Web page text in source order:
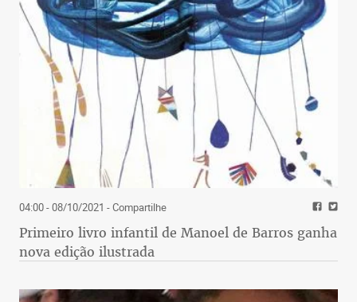
04:00 - 08/10/2021 - Compartilhe
Primeiro livro infantil de Manoel de Barros ganha
nova edição ilustrada